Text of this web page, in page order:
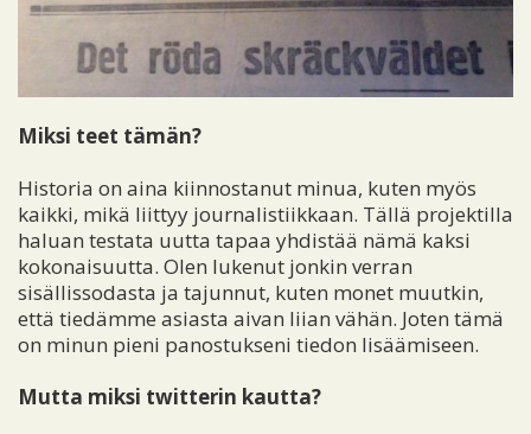
Miksi teet tämän?
Historia on aina kiinnostanut minua, kuten myös
kaikki, mikä liittyy journalistiikkaan. Tällä projektilla
haluan testata uutta tapaa yhdistää nämä kaksi
kokonaisuutta. Olen lukenut jonkin verran
sisällissodasta ja tajunnut, kuten monet muutkin,
että tiedämme asiasta aivan liian vähän. Joten tämä
on minun pieni panostukseni tiedon lisäämiseen.
Mutta miksi twitterin kautta?